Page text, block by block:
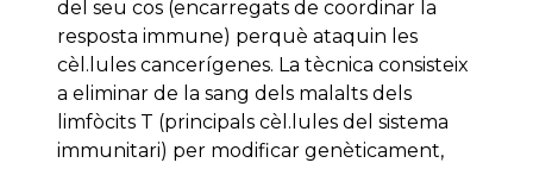
del seu cos (encarregats de coordinar la
resposta immune) perquè ataquin les
cèl.lules cancerígenes. La tècnica consisteix
a eliminar de la sang dels malalts dels
limfòcits T (principals cèl.lules del sistema
immunitari) per modificar genèticament,